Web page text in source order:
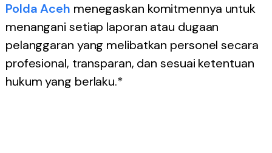
Polda Aceh menegaskan komitmennya untuk
menangani setiap laporan atau dugaan
pelanggaran yang melibatkan personel secara
profesional, transparan, dan sesuai ketentuan
hukum yang berlaku.*